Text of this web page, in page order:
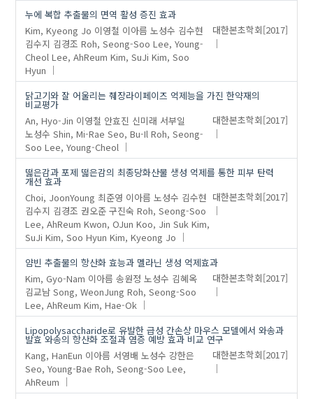
누에 복합 추출물의 면역 활성 증진 효과
Kim, Kyeong Jo 이영철 이아름 노성수 김수현
김수지 김경조 Roh, Seong-Soo Lee, Young-
Cheol Lee, AhReum Kim, SuJi Kim, Soo
Hyun
대한본초학회[2017]
닭고기와 잘 어울리는 췌장라이페이즈 억제능을 가진 한약재의
비교평가
An, Hyo-Jin 이영철 안효진 신미래 서부일
노성수 Shin, Mi-Rae Seo, Bu-Il Roh, Seong-
Soo Lee, Young-Cheol
대한본초학회[2017]
떫은감과 포제 떫은감의 최종당화산물 생성 억제를 통한 피부 탄력
개선 효과
Choi, JoonYoung 최준영 이아름 노성수 김수현
김수지 김경조 권오준 구진숙 Roh, Seong-Soo
Lee, AhReum Kwon, OJun Koo, Jin Suk Kim,
SuJi Kim, Soo Hyun Kim, Kyeong Jo
대한본초학회[2017]
얌빈 추출물의 항산화 효능과 멜라닌 생성 억제효과
Kim, Gyo-Nam 이아름 송원정 노성수 김혜옥
김교남 Song, WeonJung Roh, Seong-Soo
Lee, AhReum Kim, Hae-Ok
대한본초학회[2017]
Lipopolysaccharide로 유발한 급성 간손상 마우스 모델에서 와송과
발효 와송의 항산화 조절과 염증 예방 효과 비교 연구
Kang, HanEun 이아름 서영배 노성수 강한은
Seo, Young-Bae Roh, Seong-Soo Lee,
AhReum
대한본초학회[2017]